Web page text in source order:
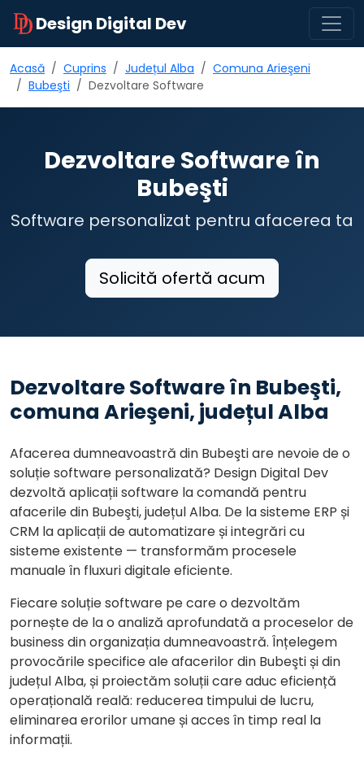
Design Digital Dev
Acasă Cuprins Județul Alba
Comuna Arieşeni
Bubeşti
Dezvoltare Software
Dezvoltare Software în
Bubeşti
Software personalizat pentru afacerea ta
Solicită ofertă acum
Dezvoltare Software în Bubeşti,
comuna Arieşeni, județul Alba
Afacerea dumneavoastră din Bubeşti are nevoie de o
soluție software personalizată? Design Digital Dev
dezvoltă aplicații software la comandă pentru
afacerile din Bubeşti, județul Alba. De la sisteme ERP și
CRM la aplicații de automatizare și integrări cu
sisteme existente — transformăm procesele
manuale în fluxuri digitale eficiente.
Fiecare soluție software pe care o dezvoltăm
pornește de la o analiză aprofundată a proceselor de
business din organizația dumneavoastră. Înțelegem
provocările specifice ale afacerilor din Bubeşti și din
județul Alba, și proiectăm soluții care aduc eficiență
operațională reală: reducerea timpului de lucru,
eliminarea erorilor umane și acces în timp real la
informații.